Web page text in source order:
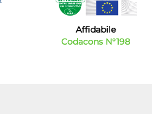
Affidabile
Codacons N°198